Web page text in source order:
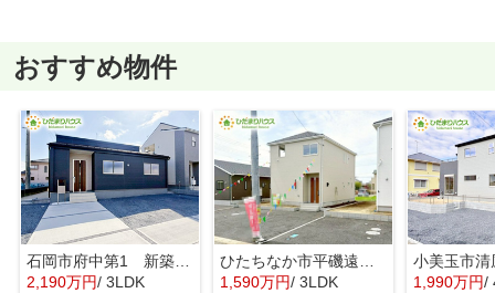
おすすめ物件
石岡市府中第1 新築戸建 3号棟
2,190万円/ 3LDK
1,590万円/ 3LDK 1,990万円/